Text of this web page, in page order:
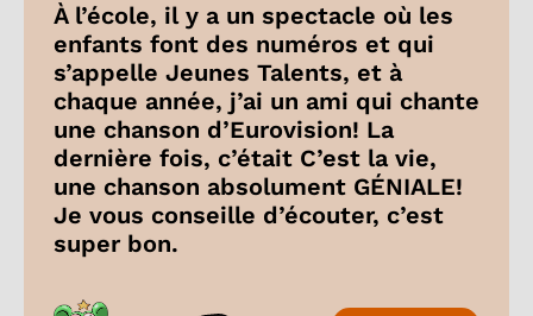
À l’école, il y a un spectacle où les
enfants font des numéros et qui
s’appelle Jeunes Talents, et à
chaque année, j’ai un ami qui chante
une chanson d’Eurovision! La
dernière fois, c’était C’est la vie,
une chanson absolument GÉNIALE!
Je vous conseille d’écouter, c’est
super bon.